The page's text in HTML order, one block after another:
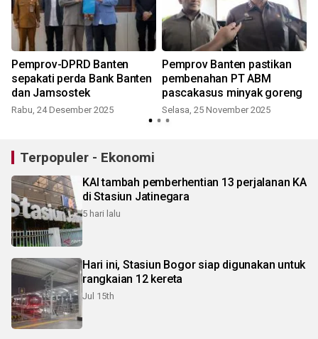
Pemprov-DPRD Banten
sepakati perda Bank Banten
dan Jamsostek
Rabu, 24 Desember 2025
Pemprov Banten pastikan
pembenahan PT ABM
pascakasus minyak goreng
Selasa, 25 November 2025
Terpopuler - Ekonomi
KAI tambah pemberhentian 13 perjalanan KA
di Stasiun Jatinegara
5 hari lalu
Hari ini, Stasiun Bogor siap digunakan untuk
rangkaian 12 kereta
Jul 15th